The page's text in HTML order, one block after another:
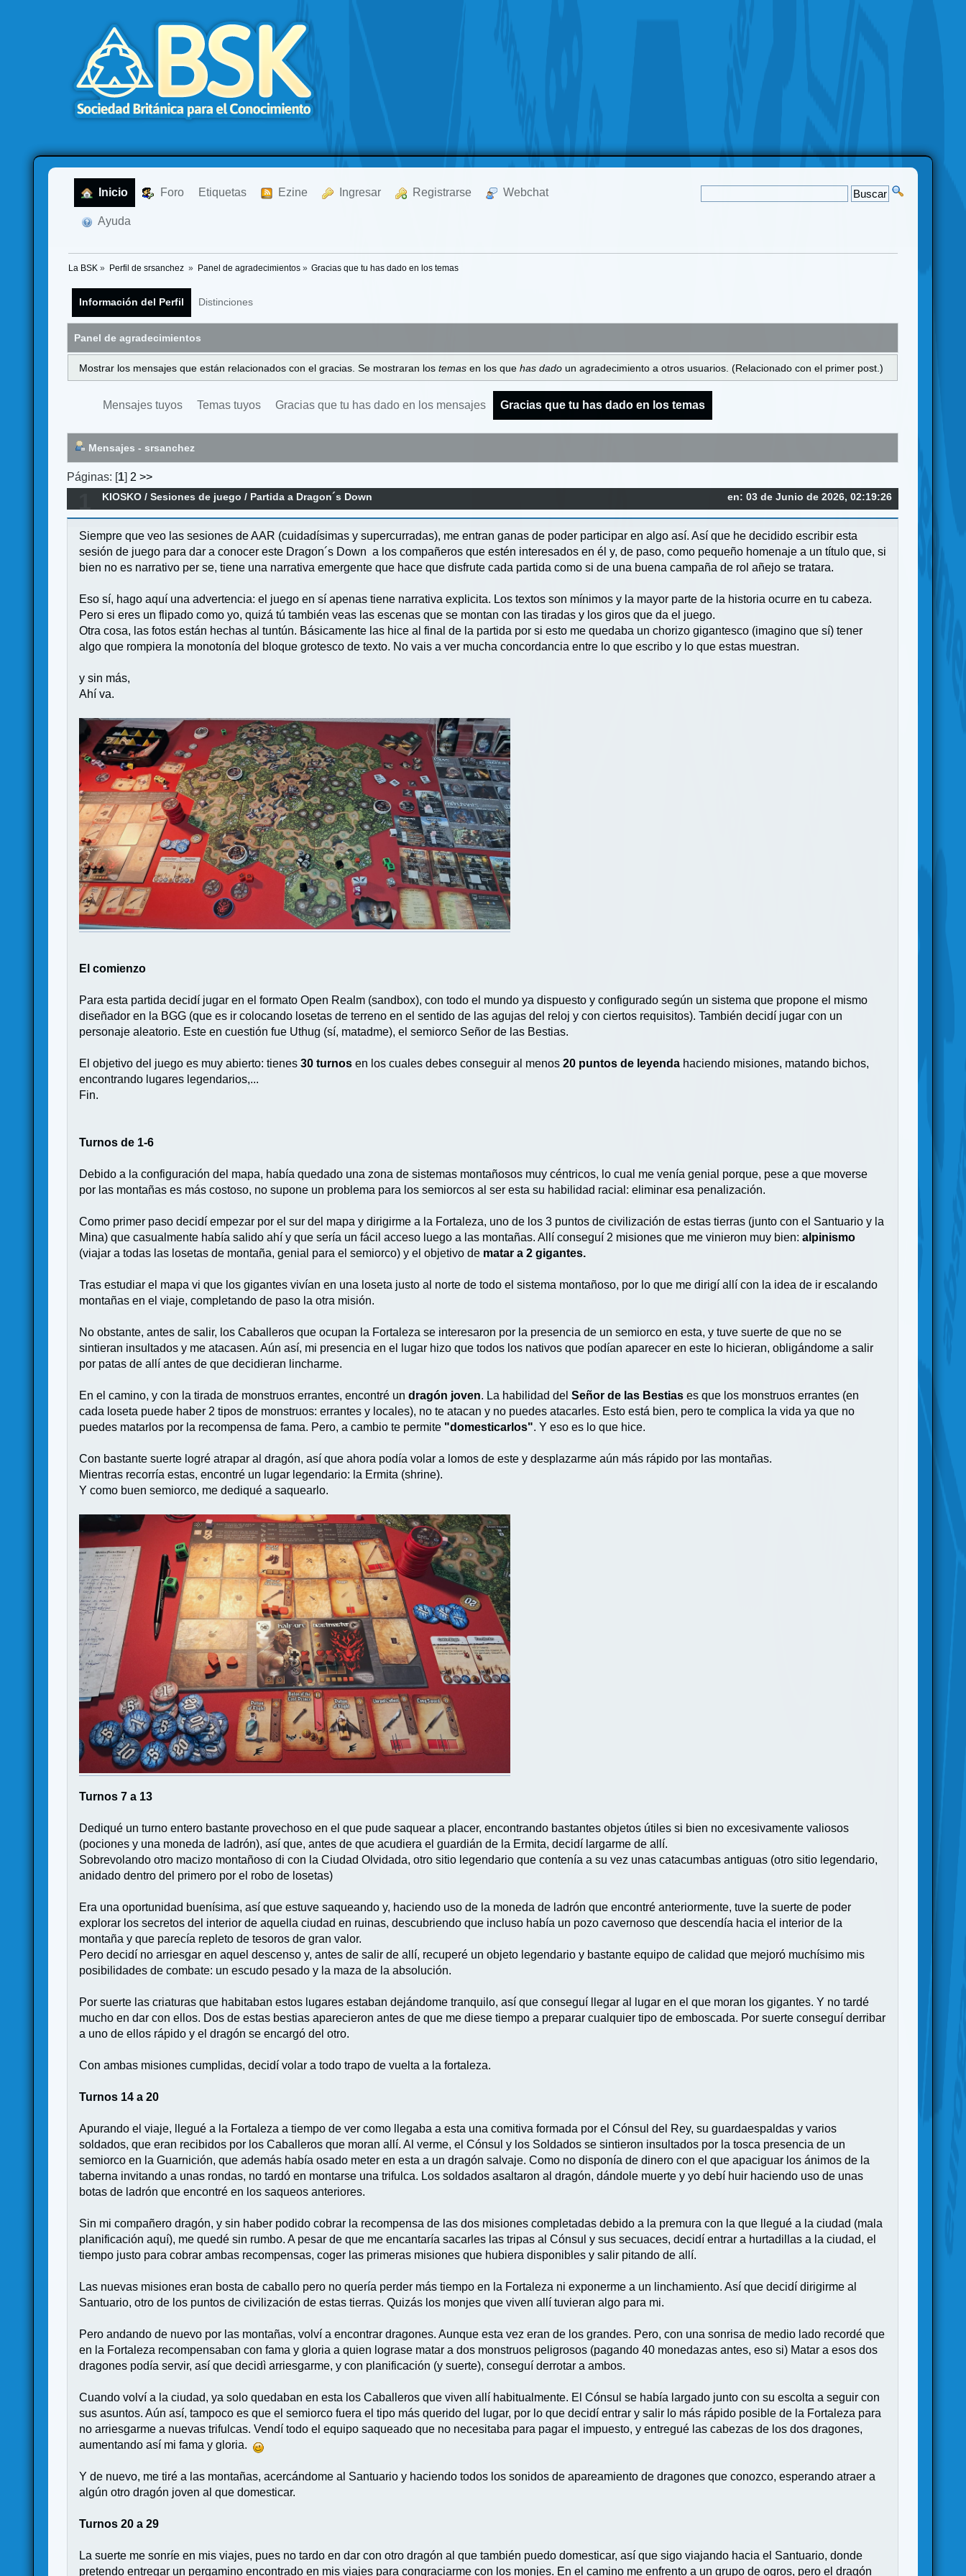
Inicio Foro Etiquetas Ezine Ingresar Registrarse Webchat
Ayuda
La BSK » Perfil de srsanchez » Panel de agradecimientos» Gracias que tu has dado en los temas
Información del Perfil Distinciones
Panel de agradecimientos
Mostrar los mensajes que están relacionados con el gracias. Se mostraran los temas en los que has dado un agradecimiento a otros usuarios. (Relacionado con el primer post.)
Mensajes tuyos Temas tuyos Gracias que tu has dado en los mensajes Gracias que tu has dado en los temas
Mensajes - srsanchez
Páginas: [1] 2 >>
en: 03 de Junio de 2026, 02:19:26
KIOSKO /Sesiones de juego / Partida a Dragon´s Down
Siempre que veo las sesiones de AAR (cuidadísimas y supercurradas), me entran ganas de poder participar en algo así. Así que he decidido escribir esta
sesión de juego para dar a conocer este Dragon´s Down a los compañeros que estén interesados en él y, de paso, como pequeño homenaje a un título que, si
bien no es narrativo per se, tiene una narrativa emergente que hace que disfrute cada partida como si de una buena campaña de rol añejo se tratara.
Eso sí, hago aquí una advertencia: el juego en sí apenas tiene narrativa explicita. Los textos son mínimos y la mayor parte de la historia ocurre en tu cabeza.
Pero si eres un flipado como yo, quizá tú también veas las escenas que se montan con las tiradas y los giros que da el juego.
Otra cosa, las fotos están hechas al tuntún. Básicamente las hice al final de la partida por si esto me quedaba un chorizo gigantesco (imagino que sí) tener
algo que rompiera la monotonía del bloque grotesco de texto. No vais a ver mucha concordancia entre lo que escribo y lo que estas muestran.
y sin más,
Ahí va.
El comienzo
Para esta partida decidí jugar en el formato Open Realm (sandbox), con todo el mundo ya dispuesto y configurado según un sistema que propone el mismo
diseñador en la BGG (que es ir colocando losetas de terreno en el sentido de las agujas del reloj y con ciertos requisitos). También decidí jugar con un
personaje aleatorio. Este en cuestión fue Uthug (sí, matadme), el semiorco Señor de las Bestias.
El objetivo del juego es muy abierto: tienes30 turnos en los cuales debes conseguir al menos20 puntos de leyenda haciendo misiones, matando bichos,
encontrando lugares legendarios,...
Fin.
Turnos de 1-6
Debido a la configuración del mapa, había quedado una zona de sistemas montañosos muy céntricos, lo cual me venía genial porque, pese a que moverse
por las montañas es más costoso, no supone un problema para los semiorcos al ser esta su habilidad racial: eliminar esa penalización.
Como primer paso decidí empezar por el sur del mapa y dirigirme a la Fortaleza, uno de los 3 puntos de civilización de estas tierras (junto con el Santuario y la
Mina) que casualmente había salido ahí y que sería un fácil acceso luego a las montañas. Allí conseguí 2 misiones que me vinieron muy bien:alpinismo
(viajar a todas las losetas de montaña, genial para el semiorco) y el objetivo de matar a 2 gigantes.
Tras estudiar el mapa vi que los gigantes vivían en una loseta justo al norte de todo el sistema montañoso, por lo que me dirigí allí con la idea de ir escalando
montañas en el viaje, completando de paso la otra misión.
No obstante, antes de salir, los Caballeros que ocupan la Fortaleza se interesaron por la presencia de un semiorco en esta, y tuve suerte de que no se
sintieran insultados y me atacasen. Aún así, mi presencia en el lugar hizo que todos los nativos que podían aparecer en este lo hicieran, obligándome a salir
por patas de allí antes de que decidieran lincharme.
En el camino, y con la tirada de monstruos errantes, encontré undragón joven. La habilidad delSeñor de las Bestias es que los monstruos errantes (en
cada loseta puede haber 2 tipos de monstruos: errantes y locales), no te atacan y no puedes atacarles. Esto está bien, pero te complica la vida ya que no
puedes matarlos por la recompensa de fama. Pero, a cambio te permite "domesticarlos". Y eso es lo que hice.
Con bastante suerte logré atrapar al dragón, así que ahora podía volar a lomos de este y desplazarme aún más rápido por las montañas.
Mientras recorría estas, encontré un lugar legendario: la Ermita (shrine).
Y como buen semiorco, me dediqué a saquearlo.
Turnos 7 a 13
Dediqué un turno entero bastante provechoso en el que pude saquear a placer, encontrando bastantes objetos útiles si bien no excesivamente valiosos
(pociones y una moneda de ladrón), así que, antes de que acudiera el guardián de la Ermita, decidí largarme de allí.
Sobrevolando otro macizo montañoso di con la Ciudad Olvidada, otro sitio legendario que contenía a su vez unas catacumbas antiguas (otro sitio legendario,
anidado dentro del primero por el robo de losetas)
Era una oportunidad buenísima, así que estuve saqueando y, haciendo uso de la moneda de ladrón que encontré anteriormente, tuve la suerte de poder
explorar los secretos del interior de aquella ciudad en ruinas, descubriendo que incluso había un pozo cavernoso que descendía hacia el interior de la
montaña y que parecía repleto de tesoros de gran valor.
Pero decidí no arriesgar en aquel descenso y, antes de salir de allí, recuperé un objeto legendario y bastante equipo de calidad que mejoró muchísimo mis
posibilidades de combate: un escudo pesado y la maza de la absolución.
Por suerte las criaturas que habitaban estos lugares estaban dejándome tranquilo, así que conseguí llegar al lugar en el que moran los gigantes. Y no tardé
mucho en dar con ellos. Dos de estas bestias aparecieron antes de que me diese tiempo a preparar cualquier tipo de emboscada. Por suerte conseguí derribar
a uno de ellos rápido y el dragón se encargó del otro.
Con ambas misiones cumplidas, decidí volar a todo trapo de vuelta a la fortaleza.
Turnos 14 a 20
Apurando el viaje, llegué a la Fortaleza a tiempo de ver como llegaba a esta una comitiva formada por el Cónsul del Rey, su guardaespaldas y varios
soldados, que eran recibidos por los Caballeros que moran allí. Al verme, el Cónsul y los Soldados se sintieron insultados por la tosca presencia de un
semiorco en la Guarnición, que además había osado meter en esta a un dragón salvaje. Como no disponía de dinero con el que apaciguar los ánimos de la
taberna invitando a unas rondas, no tardó en montarse una trifulca. Los soldados asaltaron al dragón, dándole muerte y yo debí huir haciendo uso de unas
botas de ladrón que encontré en los saqueos anteriores.
Sin mi compañero dragón, y sin haber podido cobrar la recompensa de las dos misiones completadas debido a la premura con la que llegué a la ciudad (mala
planificación aquí), me quedé sin rumbo. A pesar de que me encantaría sacarles las tripas al Cónsul y sus secuaces, decidí entrar a hurtadillas a la ciudad, el
tiempo justo para cobrar ambas recompensas, coger las primeras misiones que hubiera disponibles y salir pitando de allí.
Las nuevas misiones eran bosta de caballo pero no quería perder más tiempo en la Fortaleza ni exponerme a un linchamiento. Así que decidí dirigirme al
Santuario, otro de los puntos de civilización de estas tierras. Quizás los monjes que viven allí tuvieran algo para mi.
Pero andando de nuevo por las montañas, volví a encontrar dragones. Aunque esta vez eran de los grandes. Pero, con una sonrisa de medio lado recordé que
en la Fortaleza recompensaban con fama y gloria a quien lograse matar a dos monstruos peligrosos (pagando 40 monedazas antes, eso si) Matar a esos dos
dragones podía servir, así que decidì arriesgarme, y con planificación (y suerte), conseguí derrotar a ambos.
Cuando volví a la ciudad, ya solo quedaban en esta los Caballeros que viven allí habitualmente. El Cónsul se había largado junto con su escolta a seguir con
sus asuntos. Aún así, tampoco es que el semiorco fuera el tipo más querido del lugar, por lo que decidí entrar y salir lo más rápido posible de la Fortaleza para
no arriesgarme a nuevas trifulcas. Vendí todo el equipo saqueado que no necesitaba para pagar el impuesto, y entregué las cabezas de los dos dragones,
aumentando así mi fama y gloria.
Y de nuevo, me tiré a las montañas, acercándome al Santuario y haciendo todos los sonidos de apareamiento de dragones que conozco, esperando atraer a
algún otro dragón joven al que domesticar.
Turnos 20 a 29
La suerte me sonríe en mis viajes, pues no tardo en dar con otro dragón al que también puedo domesticar, así que sigo viajando hacia el Santuario, donde
pretendo entregar un pergamino encontrado en mis viajes para congraciarme con los monjes. En el camino me enfrento a un grupo de ogros, pero el dragón